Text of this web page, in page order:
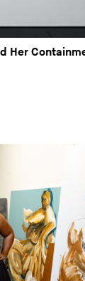
Her